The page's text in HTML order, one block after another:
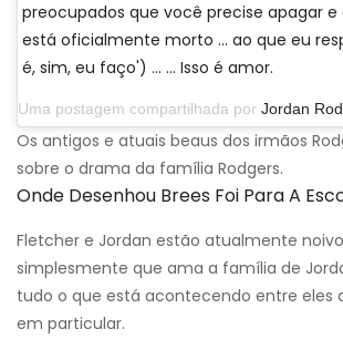
preocupados que você precise apagar
está oficialmente morto ... ao que eu
é, sim, eu faço') ... … Isso é amor.
Uma postagem compartilhada por Jordan
Os antigos e atuais beaus dos irmãos
sobre o drama da família Rodgers.
Onde Desenhou Brees Foi Para A
Fletcher e Jordan estão atualmente
simplesmente que ama a família de
tudo o que está acontecendo entre eles
em particular.